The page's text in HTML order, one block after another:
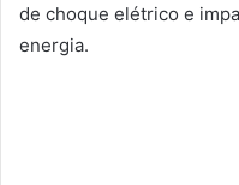
de choque elétrico e
energia.